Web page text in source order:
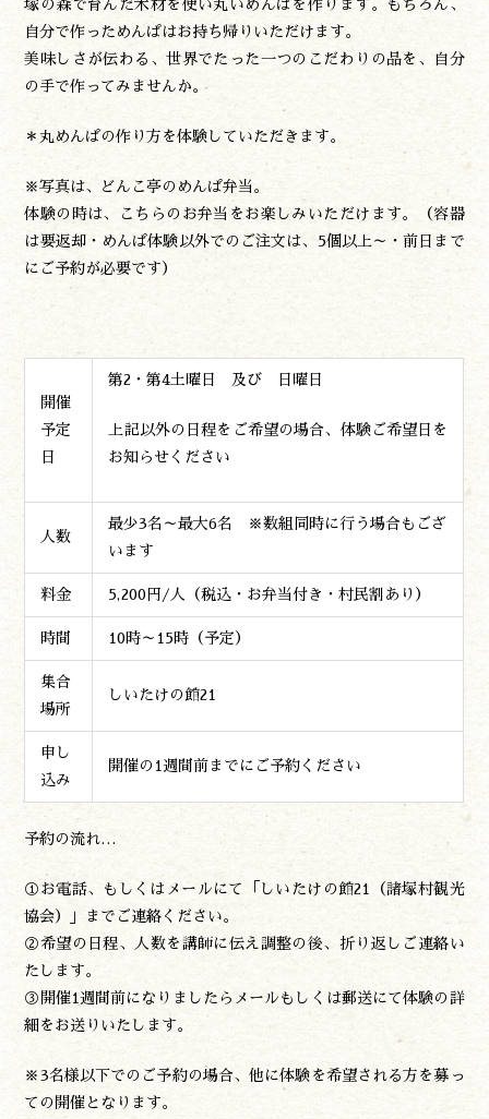
塚の森で育んだ木材を使い丸いめんぱを作ります。もちろん、
自分で作っためんぱはお持ち帰りいただけます。
美味しさが伝わる、世界でたった一つのこだわりの品を、自分
の手で作ってみませんか。
＊丸めんぱの作り方を体験していただきます。
※写真は、どんこ亭のめんぱ弁当。
体験の時は、こちらのお弁当をお楽しみいただけます。（容器
は要返却・めんぱ体験以外でのご注文は、5個以上～・前日まで
にご予約が必要です）
開催
予定
日
第2・第4土曜日 及び 日曜日
上記以外の日程をご希望の場合、体験ご希望日を
お知らせください
人数
最少3名～最大6名 ※数組同時に行う場合もござ
います
料金 5,200円/人（税込・お弁当付き・村民割あり）
時間 10時～15時（予定）
集合
場所
しいたけの館21
申し
込み
開催の1週間前までにご予約ください
予約の流れ…
①お電話、もしくはメールにて「しいたけの館21（諸塚村観光
協会）」までご連絡ください。
②希望の日程、人数を講師に伝え調整の後、折り返しご連絡い
たします。
③開催1週間前になりましたらメールもしくは郵送にて体験の詳
細をお送りいたします。
※3名様以下でのご予約の場合、他に体験を希望される方を募っ
ての開催となります。